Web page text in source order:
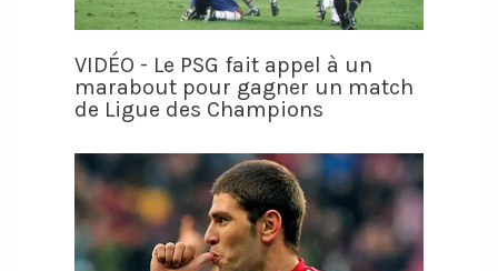
VIDÉO - Le PSG fait appel à un
marabout pour gagner un match
de Ligue des Champions